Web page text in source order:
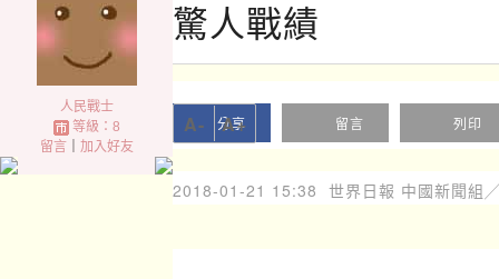
人民戰士
等級：8
留言｜ 加入好友
驚人戰績
分享 留言 列印
A- A+
2018-01-21 15:38 世界日報 中國新聞組